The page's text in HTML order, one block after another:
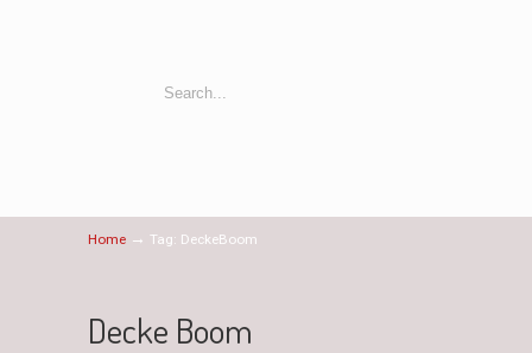
Home → Tag: DeckeBoom
Decke Boom